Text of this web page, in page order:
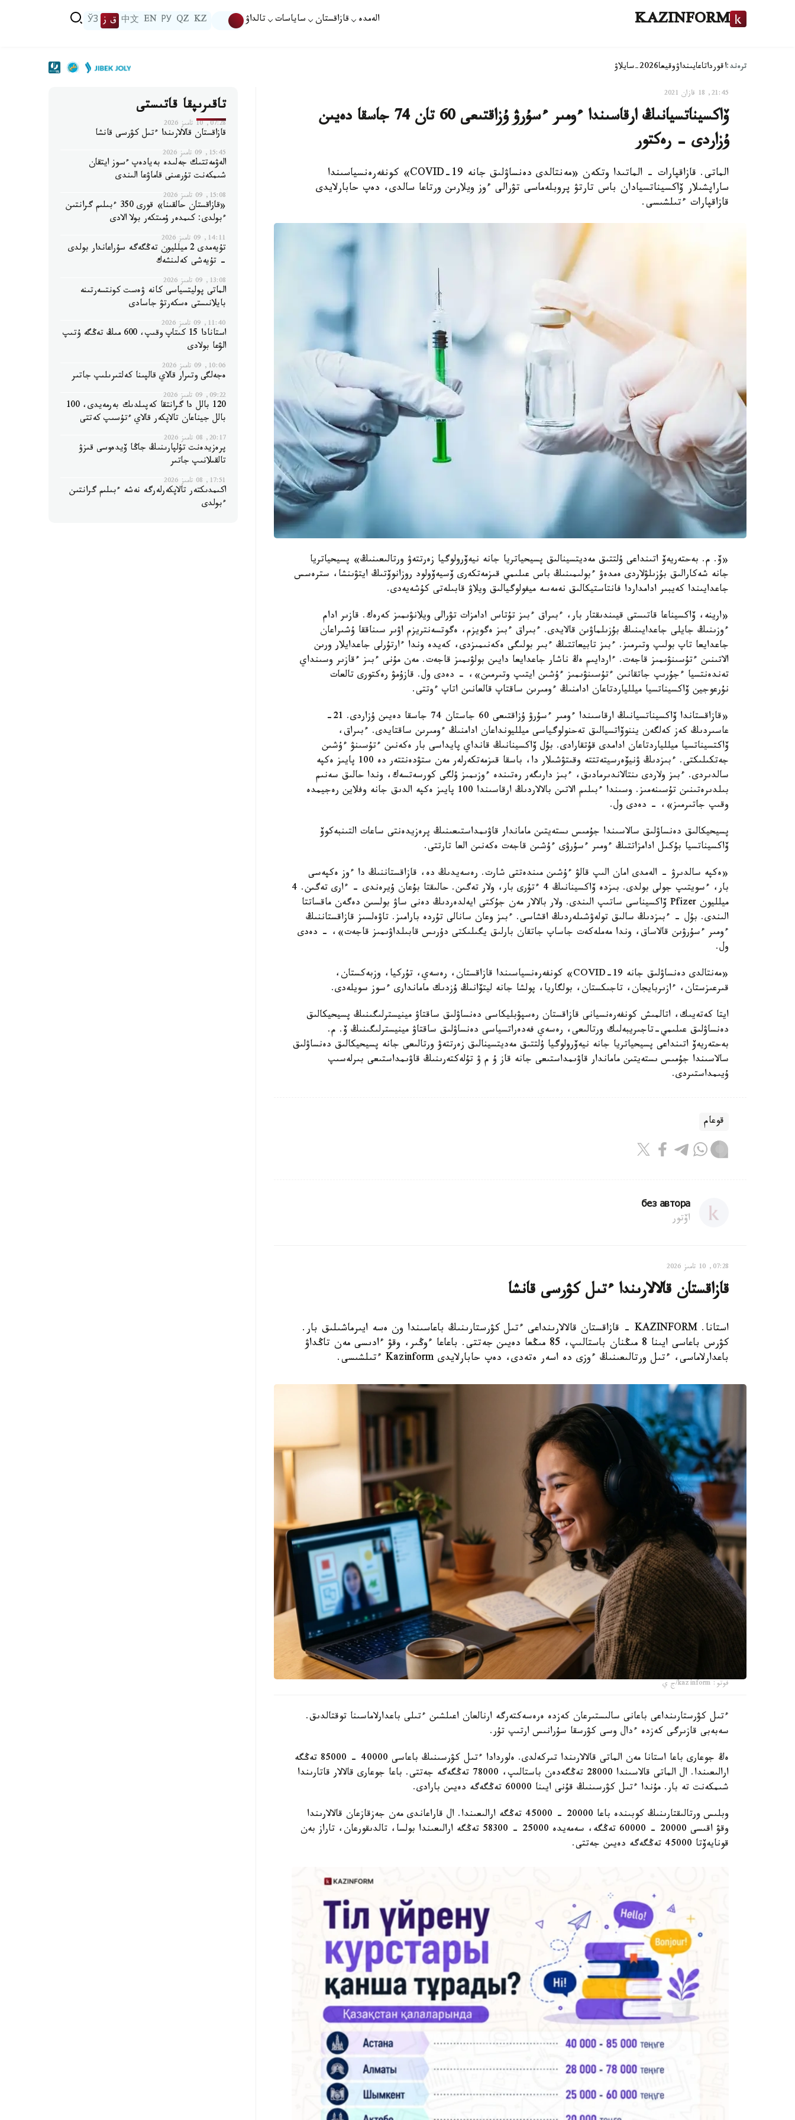
KAZINFORM الەمدە قازاقستان ساياسات تالداۋ KZ
QZ
РУ
EN
中文 ق ز ЎЗ
ترەند:اقورداتاعايىنداۋوقيعا2026-سايلاۋ
21:45, 18 قازان 2021
ۆاكسيناتسيانىڭ ارقاسىندا ءومىر ءسۇرۋ ۇزاقتىعى 60 تان 74 جاسقا دەيىن
ۇزاردى - رەكتور
الماتى. قازاقپارات - الماتىدا وتكەن «مەنتالدى دەنساۋلىق جانە COVID-19» كونفەرەنسياسىندا
ساراپشىلار ۆاكسيناتسيادان باس تارتۋ پروبلەماسى تۋرالى ءوز ويلارىن ورتاعا سالدى، دەپ حابارلايدى
قازاقپارات ءتىلشىسى.
«ۆ. م. بەحتەريەۆ اتىنداعى ۇلتتىق مەديتسينالىق پسيحياتريا جانە نيەۆرولوگيا زەرتتەۋ ورتالىعىنىڭ» پسيحياتريا
جانە شەكارالىق بۇزىلۋلاردى ەمدەۋ ءبولىمىنىڭ باس عىلىمي قىزمەتكەرى ۆسيەۆولود روزانوۆتىڭ ايتۋىنشا، سترەسس
جاعدايىندا كەيبىر ادامداردا فانتاستيكالىق نەمەسە ميفولوگيالىق ويلاۋ قابىلەتى كۇشەيەدى.
«ارينە، ۆاكسيناعا قاتىستى قيىندىقتار بار، ءبىراق ءبىز تۇتاس ادامزات تۋرالى ويلانۋىمىز كەرەك. قازىر ادام
ءوزىنىڭ جايلى جاعدايىنىڭ بۇزىلماۋىن قالايدى. ءبىراق ءبىز ەگويزم، ەگوتسەنتريزم اۋىر سىناققا ۇشىراعان
جاعدايعا تاپ بولىپ وتىرمىز. ءبىز تابيعاتتىڭ ءبىر بولىگى ەكەنىمىزدى، كەيدە وندا ءارتۇرلى جاعدايلار ورىن
الاتىنىن ءتۇسىنۋىمىز قاجەت. ءاردايىم ەڭ ناشار جاعدايعا دايىن بولۋىمىز قاجەت. مەن مۇنى ءبىز ءقازىر وسىنداي
تەندەنتسيا ءجۇرىپ جاتقانىن ءتۇسىنۋىمىز ءۇشىن ايتىپ وتىرمىن»، - دەدى ول. قازۇمۋ رەكتورى تالعات
نۇرعوجين ۆاكسيناتسيا ميللياردتاعان ادامنىڭ ءومىرىن ساقتاپ قالعانىن اتاپ ءوتتى.
«قازاقستاندا ۆاكسيناتسيانىڭ ارقاسىندا ءومىر ءسۇرۋ ۇزاقتىعى 60 جاستان 74 جاسقا دەيىن ۇزاردى. 21-
عاسىردىڭ كەز كەلگەن يننوۆاتسيالىق تەحنولوگياسى ميلليونداعان ادامنىڭ ءومىرىن ساقتايدى. ءبىراق،
ۆاكتسيناتسيا ميللياردتاعان ادامدى قۇتقارادى. بۇل ۆاكسينانىڭ قانداي پايداسى بار ەكەنىن ءتۇسىنۋ ءۇشىن
جەتكىلىكتى. ءبىزدىڭ ۋنيۆەرسيتەتتتە وقىتۋشىلار دا، باسقا قىزمەتكەرلەر مەن ستۋدەنتتەر دە 100 پايىز ەكپە
سالدىردى. ءبىز ولاردى ىنتالاندىرمادىق، ءبىز دارىگەر رەتىندە ءوزىمىز ۇلگى كورسەتسەك، وندا حالىق سەنىم
بىلدىرەتىنىن تۇسىنەمىز. وسىندا ءبىلىم الاتىن بالالاردىڭ ارقاسىندا 100 پايىز ەكپە الدىق جانە وفلاين رەجيمدە
وقىپ جاتىرمىز»، - دەدى ول.
پسيحيكالىق دەنساۋلىق سالاسىندا جۇمىس ىستەيتىن ماماندار قاۋىمداستىعىنىڭ پرەزيدەنتى ساعات التىنبەكوۆ
ۆاكسيناتسيا بۇكىل ادامزاتتىڭ ءومىر ءسۇرۋى ءۇشىن قاجەت ەكەنىن العا تارتتى.
«ەكپە سالدىرۋ - الەمدى امان الىپ قالۋ ءۇشىن مىندەتتى شارت. رەسەيدىڭ دە، قازاقستاننىڭ دا ءوز ەكپەسى
بار، ءسويتىپ جولى بولدى. بىزدە ۆاكسينانىڭ 4 ءتۇرى بار، ولار تەگىن. حالىقتا بۇعان ۇيرەندى - ءارى تەگىن. 4
ميلليون Pfizer ۆاكسيناسى ساتىپ الىندى. ولار بالالار مەن جۇكتى ايەلدەردىڭ دەنى ساۋ بولسىن دەگەن ماقساتتا
الىندى. بۇل - ءبىزدىڭ سالىق تولەۋشىلەردىڭ اقشاسى. ءبىز وعان سانالى تۇردە بارامىز. تاۋەلسىز قازاقستاننىڭ
ءومىر ءسۇرۋىن قالاساق، وندا مەملەكەت جاساپ جاتقان بارلىق يگىلىكتى دۇرىس قابىلداۋىمىز قاجەت»، - دەدى
ول.
«مەنتالدى دەنساۋلىق جانە COVID-19» كونفەرەنسياسىندا قازاقستان، رەسەي، تۇركيا، وزبەكستان،
قىرعىزستان، ءازىربايجان، تاجىكستان، بولگاريا، پولشا جانە ليتۆانىڭ ۇزدىك ماماندارى ءسوز سويلەدى.
ايتا كەتەيىك، اتالمىش كونفەرەنسيانى قازاقستان رەسپۋبليكاسى دەنساۋلىق ساقتاۋ مينيسترلىگىنىڭ پسيحيكالىق
دەنساۋلىق عىلىمي-تاجىريبەلىك ورتالىعى، رەسەي فەدەراتسياسى دەنساۋلىق ساقتاۋ مينيسترلىگىنىڭ ۆ. م.
بەحتەريەۆ اتىنداعى پسيحياتريا جانە نيەۆرولوگيا ۇلتتىق مەديتسينالىق زەرتتەۋ ورتالىعى جانە پسيحيكالىق دەنساۋلىق
سالاسىندا جۇمىس ىستەيتىن ماماندار قاۋىمداستىعى جانە قاز ۇ م ۋ تۇلەكتەرىنىڭ قاۋىمداستىعى بىرلەسىپ
ۇيىمداستىردى.
قوعام
без автора
اۆتور
07:28, 10 تامىز 2026
قازاقستان قالالارىندا ءتىل كۋرسى قانشا
استانا. KAZINFORM - قازاقستان قالالارىنداعى ءتىل كۋرستارىنىڭ باعاسىندا ون ەسە ايىرماشىلىق بار.
كۋرس باعاسى ايىنا 8 مىڭنان باستالىپ، 85 مىڭعا دەيىن جەتتى. باعاعا ءوڭىر، وقۋ ءادىسى مەن تاڭداۋ
باعدارلاماسى، ءتىل ورتالىعىنىڭ ءوزى دە اسەر ەتەدى، دەپ حابارلايدى Kazinform ءتىلشىسى.
فوتو: kazinform/ج ي
ءتىل كۋرستارىنداعى باعانى سالىستىرعان كەزدە ەرەسەكتەرگە ارنالعان اعىلشىن ءتىلى باعدارلاماسىنا توقتالدىق.
سەبەبى قازىرگى كەزدە ءدال وسى كۋرسقا سۇرانىس ارتىپ تۇر.
ەڭ جوعارى باعا استانا مەن الماتى قالالارىندا تىركەلدى. ەلوردادا ءتىل كۋرسىنىڭ باعاسى 40000 - 85000 تەڭگە
ارالىعىندا. ال الماتى قالاسىندا 28000 تەڭگەدەن باستالىپ، 78000 تەڭگەگە جەتتى. باعا جوعارى قالالار قاتارىندا
شىمكەنت تە بار. مۇندا ءتىل كۋرسىنىڭ قۇنى ايىنا 60000 تەڭگەگە دەيىن بارادى.
وبلىس ورتالىقتارىنىڭ كوبىندە باعا 20000 - 45000 تەڭگە ارالىعىندا. ال قاراعاندى مەن جەزقازعان قالالارىندا
وقۋ اقىسى 20000 - 60000 تەڭگە، سەمەيدە 25000 - 58300 تەڭگە ارالىعىندا بولسا، تالدىقورعان، تاراز بەن
قونايەۆتا 45000 تەڭگەگە دەيىن جەتتى.
تاقىرىپقا قاتىستى
07:28, 10 تامىز 2026
قازاقستان قالالارىندا ءتىل كۋرسى قانشا
15:45, 09 تامىز 2026
الەۋمەتتىك جەلىدە بەيادەپ ءسوز ايتقان
شىمكەنت تۇرعىنى قاماۋعا الىندى
15:08, 09 تامىز 2026
«قازاقستان حالقىنا» قورى 350 ءبىلىم گرانتىن
ءبولدى: كىمدەر ۇمىتكەر بولا الادى
14:11, 09 تامىز 2026
تۇيەمدى 2 ميلليون تەڭگەگە سۇراعاندار بولدى
- تۇيەشى كەلىنشەك
13:08, 09 تامىز 2026
الماتى پوليتسياسى كانە ۋەست كونتسەرتىنە
بايلانىستى ەسكەرتۋ جاسادى
11:40, 09 تامىز 2026
استانادا 15 كىتاپ وقىپ، 600 مىڭ تەڭگە ۇتىپ
الۋعا بولادى
10:06, 09 تامىز 2026
ەجەلگى وتىرار قالاي قالپىنا كەلتىرىلىپ جاتىر
09:22, 09 تامىز 2026
120 بالل دا گرانتقا كەپىلدىك بەرمەيدى، 100
بالل جيناعان تالاپكەر قالاي ءتۇسىپ كەتتى
20:17, 08 تامىز 2026
پرەزيدەنت تۇلپارىنىڭ جاڭا ۆيدەوسى قىزۋ
تالقىلانىپ جاتىر
17:51, 08 تامىز 2026
اكىمدىكتەر تالاپكەرلەرگە نەشە ءبىلىم گرانتىن
ءبولدى